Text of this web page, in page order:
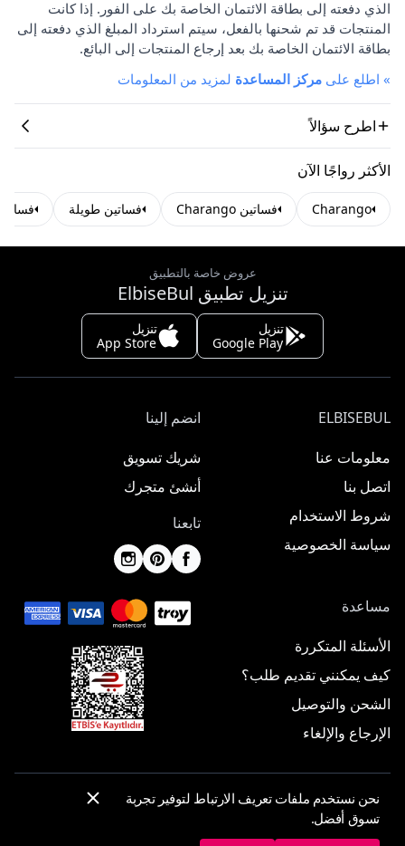
الذي دفعته إلى بطاقة الائتمان الخاصة بك على الفور. إذا كانت
المنتجات قد تم شحنها بالفعل، سيتم استرداد المبلغ الذي دفعته إلى
بطاقة الائتمان الخاصة بك بعد إرجاع المنتجات إلى البائع.
» اطلع على مركز المساعدة لمزيد من المعلومات
اطرح سؤالاً
الأكثر رواجًا الآن
Charango فساتين Charango فساتين طويلة
عروض خاصة بالتطبيق
تنزيل تطبيق ElbiseBul
تنزيل
Google Play
تنزيل
App Store
ELBISEBUL
معلومات عنا
اتصل بنا
شروط الاستخدام
سياسة الخصوصية
انضم إلينا
شريك تسويق
أنشئ متجرك
تابعنا
مساعدة
الأسئلة المتكررة
كيف يمكنني تقديم طلب؟
الشحن والتوصيل
الإرجاع والإلغاء
نحن نستخدم ملفات تعريف الارتباط لتوفير تجربة
تسوق أفضل.